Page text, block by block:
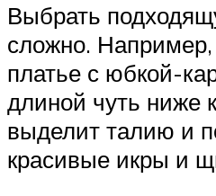
Выбрать
сложно. Например,
платье с юбкой-
длиной чуть ниже
выделит талию и
красивые икры и